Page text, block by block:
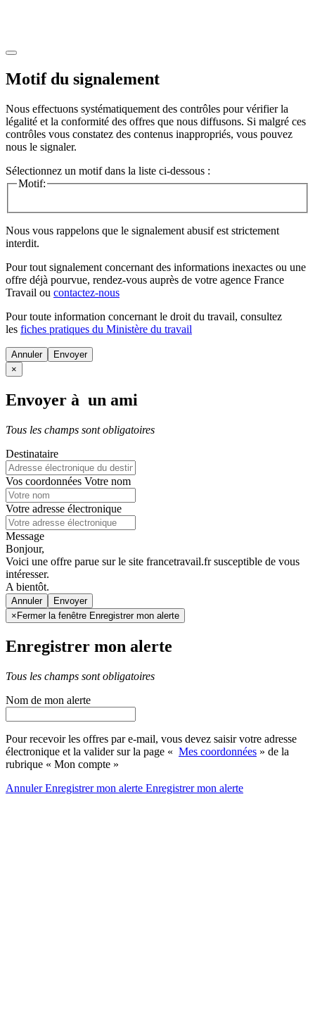
Motif du signalement
Nous effectuons systématiquement des contrôles pour vérifier la
légalité et la conformité des offres que nous diffusons. Si malgré ces
contrôles vous constatez des contenus inappropriés, vous pouvez
nous le signaler.
Sélectionnez un motif dans la liste ci-dessous :
Motif:
Nous vous rappelons que le signalement abusif est strictement
interdit.
Pour tout signalement concernant des informations inexactes ou une
offre déjà pourvue, rendez-vous auprès de votre agence France
Travail ou contactez-nous
Pour toute information concernant le droit du travail, consultez
les fiches pratiques du Ministère du travail
Annuler
×
Envoyer à un ami
Tous les champs sont obligatoires
Destinataire
Vos coordonnées Votre nom
Votre adresse électronique
Message
Bonjour,
Voici une offre parue sur le site francetravail.fr susceptible de vous
intéresser.
A bientôt.
Annuler
× Fermer la fenêtre Enregistrer mon alerte
Enregistrer mon alerte
Tous les champs sont obligatoires
Nom de mon alerte
Pour recevoir les offres par e-mail, vous devez saisir votre adresse
électronique et la valider sur la page « Mes coordonnées » de la
rubrique « Mon compte »
AnnulerEnregistrer mon alerte Enregistrermon alerte